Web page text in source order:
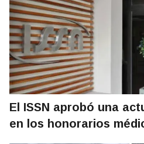
El ISSN aprobó una
en los honorarios